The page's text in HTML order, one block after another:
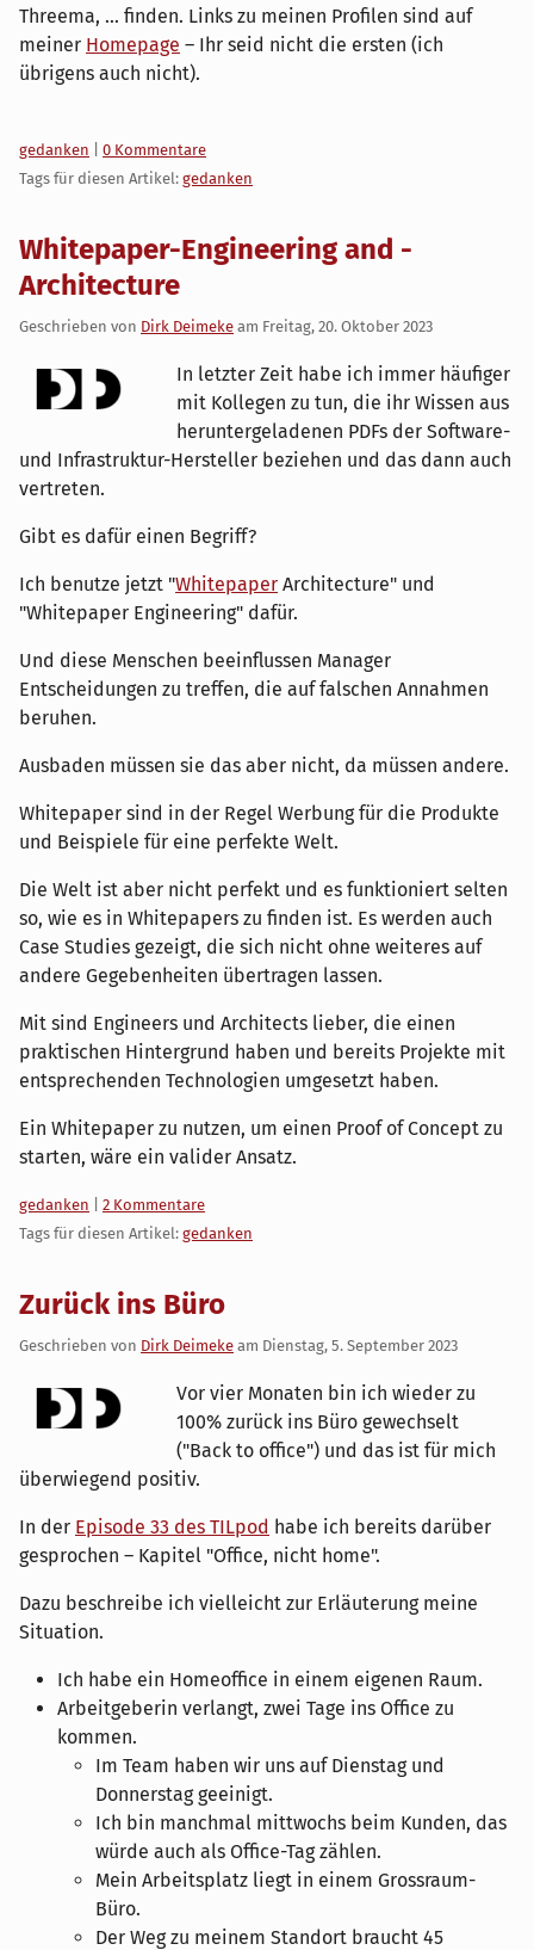
Threema, ... finden. Links zu meinen Profilen sind auf
meiner Homepage – Ihr seid nicht die ersten (ich
übrigens auch nicht).
Kategorien:
gedanken
0 Kommentare
Tags für diesen Artikel: gedanken
Whitepaper-Engineering and -
Architecture
Geschrieben von Dirk Deimeke am Freitag, 20. Oktober 2023
In letzter Zeit habe ich immer häufiger
mit Kollegen zu tun, die ihr Wissen aus
heruntergeladenen PDFs der Software-
und Infrastruktur-Hersteller beziehen und das dann auch
vertreten.
Gibt es dafür einen Begriff?
Ich benutze jetzt "Whitepaper Architecture" und
"Whitepaper Engineering" dafür.
Und diese Menschen beeinflussen Manager
Entscheidungen zu treffen, die auf falschen Annahmen
beruhen.
Ausbaden müssen sie das aber nicht, da müssen andere.
Whitepaper sind in der Regel Werbung für die Produkte
und Beispiele für eine perfekte Welt.
Die Welt ist aber nicht perfekt und es funktioniert selten
so, wie es in Whitepapers zu finden ist. Es werden auch
Case Studies gezeigt, die sich nicht ohne weiteres auf
andere Gegebenheiten übertragen lassen.
Mit sind Engineers und Architects lieber, die einen
praktischen Hintergrund haben und bereits Projekte mit
entsprechenden Technologien umgesetzt haben.
Ein Whitepaper zu nutzen, um einen Proof of Concept zu
starten, wäre ein valider Ansatz.
Kategorien:
gedanken
2 Kommentare
Tags für diesen Artikel: gedanken
Zurück ins Büro
Geschrieben von Dirk Deimeke am Dienstag, 5. September 2023
Vor vier Monaten bin ich wieder zu
100% zurück ins Büro gewechselt
("Back to office") und das ist für mich
überwiegend positiv.
In der Episode 33 des TILpod habe ich bereits darüber
gesprochen – Kapitel "Office, nicht home".
Dazu beschreibe ich vielleicht zur Erläuterung meine
Situation.
Ich habe ein Homeoffice in einem eigenen Raum.
Arbeitgeberin verlangt, zwei Tage ins Office zu
kommen.
Im Team haben wir uns auf Dienstag und
Donnerstag geeinigt.
Ich bin manchmal mittwochs beim Kunden, das
würde auch als Office-Tag zählen.
Mein Arbeitsplatz liegt in einem Grossraum-
Büro.
Der Weg zu meinem Standort braucht 45